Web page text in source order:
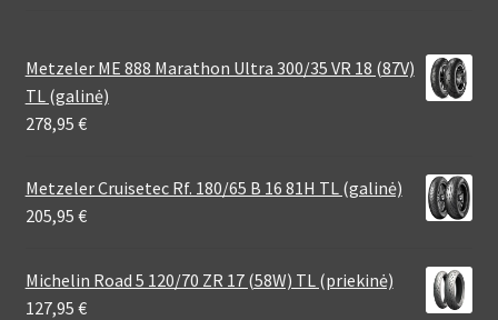
Metzeler ME 888 Marathon Ultra 300/35 VR 18 (87V)
TL (galinė)
278,95 €
Metzeler Cruisetec Rf. 180/65 B 16 81H TL (galinė)
205,95 €
Michelin Road 5 120/70 ZR 17 (58W) TL (priekinė)
127,95 €